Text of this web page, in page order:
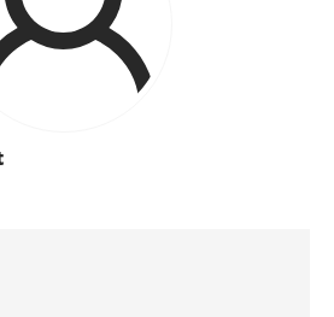
dei dati web, pubblicità e social
con altre informazioni che hai fornito
utilizzo dei loro servizi.